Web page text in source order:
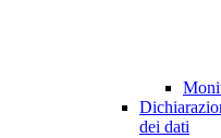
dei dati